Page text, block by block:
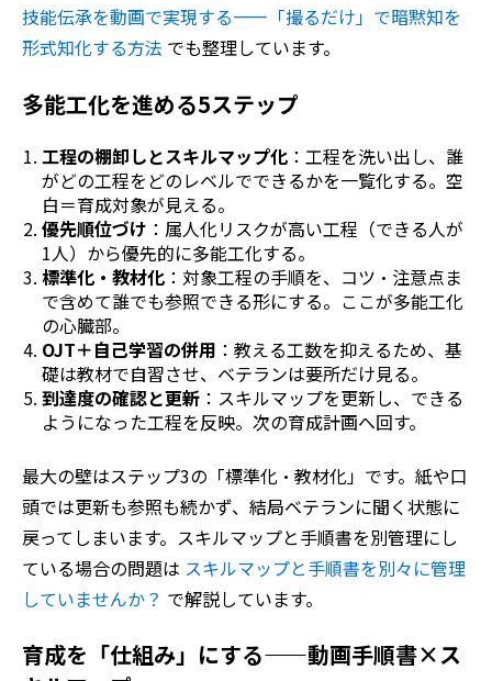
技能伝承を動画で実現する——「撮るだけ」で暗黙知を
形式知化する方法 でも整理しています。
多能工化を進める5ステップ
工程の棚卸しとスキルマップ化：工程を洗い出し、誰
がどの工程をどのレベルでできるかを一覧化する。空
白＝育成対象が見える。
優先順位づけ ：属人化リスクが高い工程（できる人が
1人）から優先的に多能工化する。
標準化・教材化：対象工程の手順を、コツ・注意点ま
で含めて誰でも参照できる形にする。ここが多能工化
の心臓部。
OJT＋自己学習の併用 ：教える工数を抑えるため、基
礎は教材で自習させ、ベテランは要所だけ見る。
到達度の確認と更新：スキルマップを更新し、できる
ようになった工程を反映。次の育成計画へ回す。
最大の壁はステップ3の「標準化・教材化」です。紙や口
頭では更新も参照も続かず、結局ベテランに聞く状態に
戻ってしまいます。スキルマップと手順書を別管理にし
ている場合の問題は スキルマップと手順書を別々に管理
していませんか？ で解説しています。
育成を「仕組み」にする——動画手順書×ス